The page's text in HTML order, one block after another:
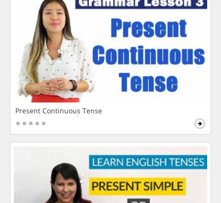
Present Continuous Tense